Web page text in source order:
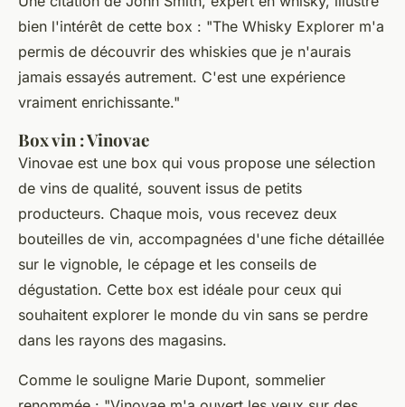
bien l'intérêt de cette box : "The Whisky Explorer m'a
permis de découvrir des whiskies que je n'aurais
jamais essayés autrement. C'est une expérience
vraiment enrichissante."
Box vin : Vinovae
Vinovae est une box qui vous propose une sélection
de vins de qualité, souvent issus de petits
producteurs. Chaque mois, vous recevez deux
bouteilles de vin, accompagnées d'une fiche détaillée
sur le vignoble, le cépage et les conseils de
dégustation. Cette box est idéale pour ceux qui
souhaitent explorer le monde du vin sans se perdre
dans les rayons des magasins.
Comme le souligne Marie Dupont, sommelier